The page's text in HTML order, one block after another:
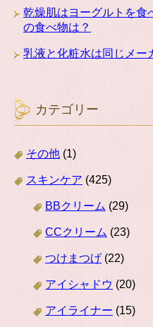
乾燥肌はヨーグルトを食
の食べ物は？
乳液と化粧水は同じメー
カテゴリー
その他 (1)
スキンケア (425)
BBクリーム (29)
CCクリーム (23)
つけまつげ(22)
アイシャドウ (20)
アイライナー (15)